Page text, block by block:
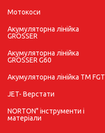
Мотокоси
Акумуляторна лінійка
GRÖSSER
Акумуляторна лінійка
GRÖSSER G60
Акумуляторна лінійка ТМ FGT
JET- Верстати
NORTON" інструменти і
матеріали